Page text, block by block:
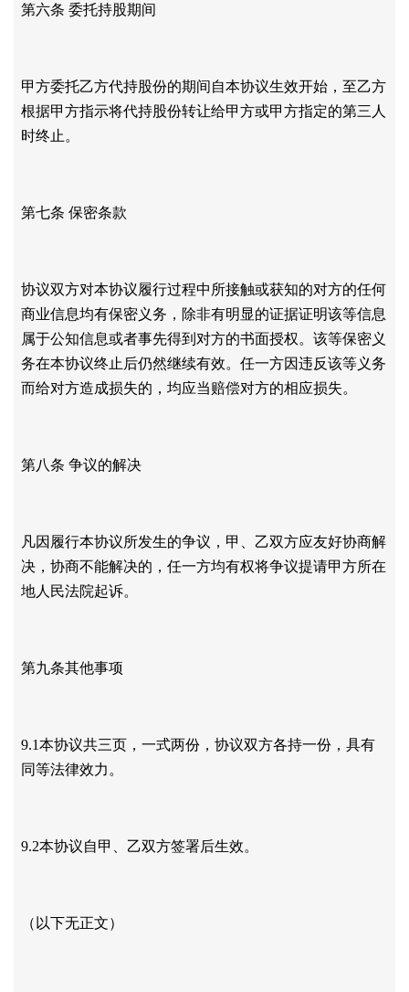
第六条 委托持股期间
甲方委托乙方代持股份的期间自本协议生效开始，至乙方
根据甲方指示将代持股份转让给甲方或甲方指定的第三人
时终止。
第七条 保密条款
协议双方对本协议履行过程中所接触或获知的对方的任何
商业信息均有保密义务，除非有明显的证据证明该等信息
属于公知信息或者事先得到对方的书面授权。该等保密义
务在本协议终止后仍然继续有效。任一方因违反该等义务
而给对方造成损失的，均应当赔偿对方的相应损失。
第八条 争议的解决
凡因履行本协议所发生的争议，甲、乙双方应友好协商解
决，协商不能解决的，任一方均有权将争议提请甲方所在
地人民法院起诉。
第九条其他事项
9.1本协议共三页，一式两份，协议双方各持一份，具有
同等法律效力。
9.2本协议自甲、乙双方签署后生效。
（以下无正文）